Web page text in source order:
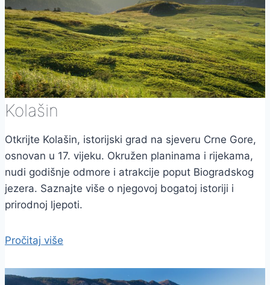
Kolašin
Otkrijte Kolašin, istorijski grad na sjeveru Crne Gore,
osnovan u 17. vijeku. Okružen planinama i rijekama,
nudi godišnje odmore i atrakcije poput Biogradskog
jezera. Saznajte više o njegovoj bogatoj istoriji i
prirodnoj ljepoti.
Pročitaj više